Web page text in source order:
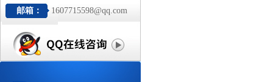
邮箱： 1607715598@qq.com